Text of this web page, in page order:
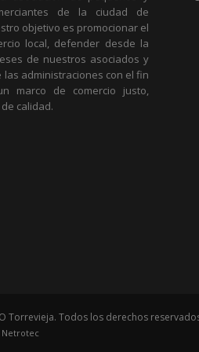
de la ciudad de
objetivo es promocionar el
local, defender desde la
de nuestros asociados y
las administraciones con el fin
marco de comercio justo,
calidad.
Torrevieja. Todos los derechos
Netrotec